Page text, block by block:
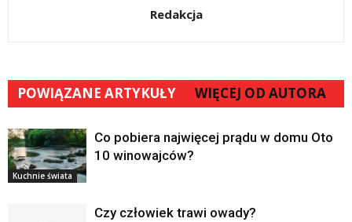
Redakcja
POWIĄZANE ARTYKUŁY WIĘCEJ OD AUTORA
Kuchnie świata
Co pobiera najwięcej prądu w domu Oto
10 winowajców?
Czy człowiek trawi owady?